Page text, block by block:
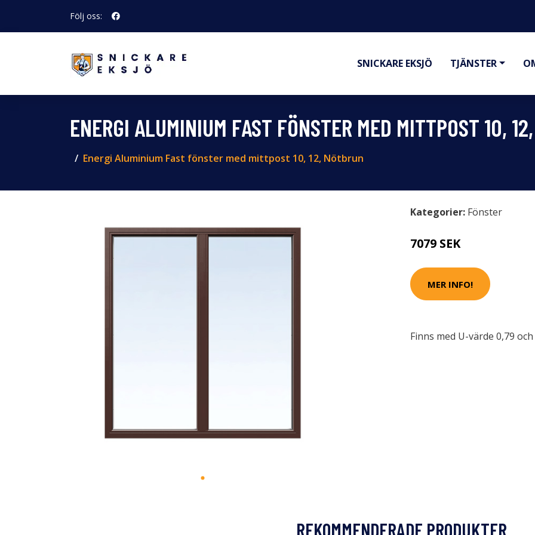
Följ oss:
SNICKARE EKSJÖ TJÄNSTER
ENERGI ALUMINIUM FAST FÖNSTER MED MITTPOST 10,
Energi Aluminium Fast fönster med mittpost 10, 12, Nötbrun
Kategorier: Fönster
7079 SEK
MER INFO!
Finns med U-värde 0,79 och
REKOMMENDERADE PRODUKTER